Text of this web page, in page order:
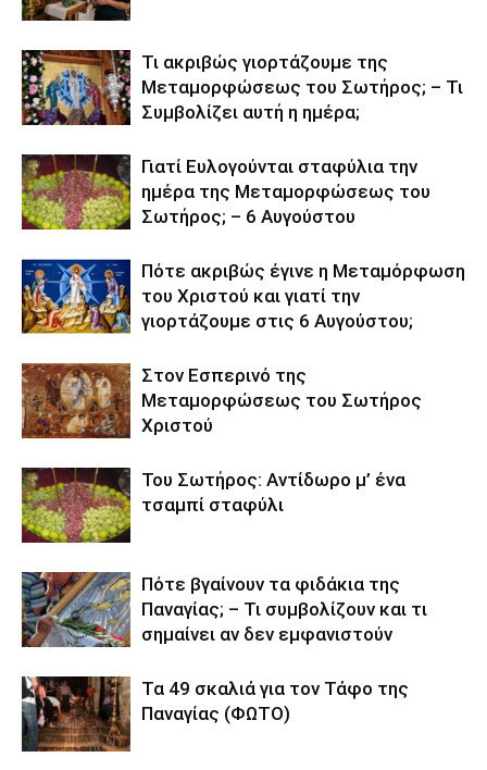
Τι ακριβώς γιορτάζουμε της
Μεταμορφώσεως του Σωτήρος; – Τι
Συμβολίζει αυτή η ημέρα;
Γιατί Ευλογούνται σταφύλια την
ημέρα της Μεταμορφώσεως του
Σωτήρος; – 6 Αυγούστου
Πότε ακριβώς έγινε η Μεταμόρφωση
του Χριστού και γιατί την
γιορτάζουμε στις 6 Αυγούστου;
Στον Εσπερινό της
Μεταμορφώσεως του Σωτήρος
Χριστού
Του Σωτήρος: Αντίδωρο μ’ ένα
τσαμπί σταφύλι
Πότε βγαίνουν τα φιδάκια της
Παναγίας; – Τι συμβολίζουν και τι
σημαίνει αν δεν εμφανιστούν
Τα 49 σκαλιά για τον Τάφο της
Παναγίας (ΦΩΤΟ)